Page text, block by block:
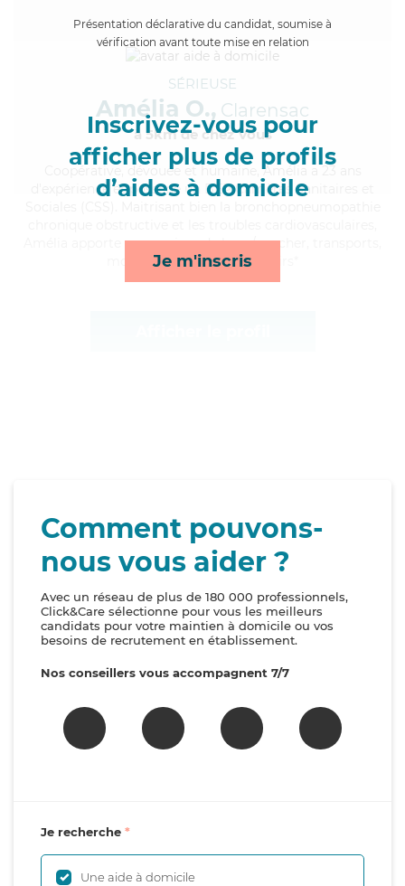
Présentation déclarative du candidat, soumise à
vérification avant toute mise en relation
Inscrivez-vous pour
afficher plus de profils
d’aides à domicile
Je m'inscris
SÉRIEUSE
Amélia O., Clarensac
à 5km de chez Vous
, dévouée et humaine, Amélia a 23 ans
d'expérience et possède un BEP Carrières Sanitaires et
Amélia apporte ses services de lever/coucher, transports,
mobilité et compagnie/loisirs*
Comment pouvons-
nous vous aider ?
Avec un réseau de plus de 180 000 professionnels,
Click&Care sélectionne pour vous les meilleurs
candidats pour votre maintien à domicile ou vos
besoins de recrutement en établissement.
Nos conseillers vous accompagnent 7/7
Je recherche
Une aide à domicile